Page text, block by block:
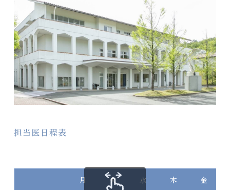
担当医日程表
月 火 水 木 金